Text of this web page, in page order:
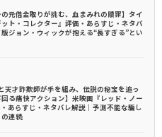
の元借金取りが挑む、血まみれの贖罪】タイ
ト・コレクター』評価・あらすじ・ネタバ
ジョン・ウィックが抱える“長すぎる”とい
天才詐欺師が手を組み、伝説の秘宝を追っ
る痛快アクション】米映画『レッド・ノー
あらすじ・ネタバレ解説｜予測不能な騙し
連続